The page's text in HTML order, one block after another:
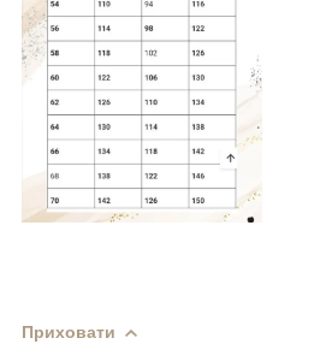
Приховати